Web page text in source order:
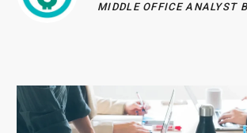
MIDDLE OFFICE ANALYST